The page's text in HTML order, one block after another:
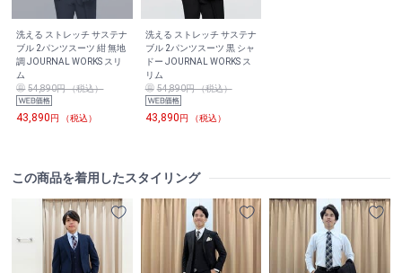
洗える ストレッチ サステナ
ブル 2パンツスーツ 紺 無地
調 JOURNAL WORKS スリ
ム
54,890円 （税込）
43,890円 （税込）
洗える ストレッチ サステナ
ブル 2パンツスーツ 黒 シャ
ドー JOURNAL WORKS ス
リム
54,890円 （税込）
43,890円 （税込）
この商品を着用したスタイリング